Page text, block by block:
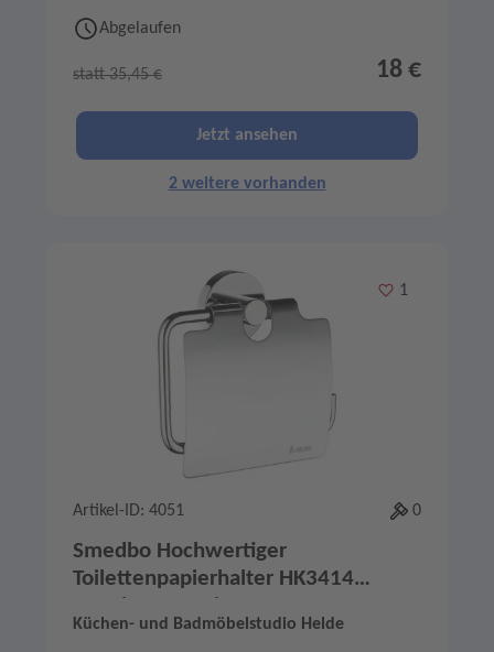
Abgelaufen
statt 35,45 € 18 €
Jetzt ansehen
2 weitere vorhanden
Merken
1
Artikel-ID: 4051 0
Smedbo Hochwertiger
Toilettenpapierhalter HK3414
Massives Messing
Küchen- und Badmöbelstudio Helde